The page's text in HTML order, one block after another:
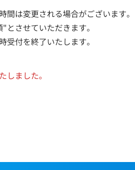
間は変更される場合がございます。
させていただきます。
受付を終了いたします。
ました。